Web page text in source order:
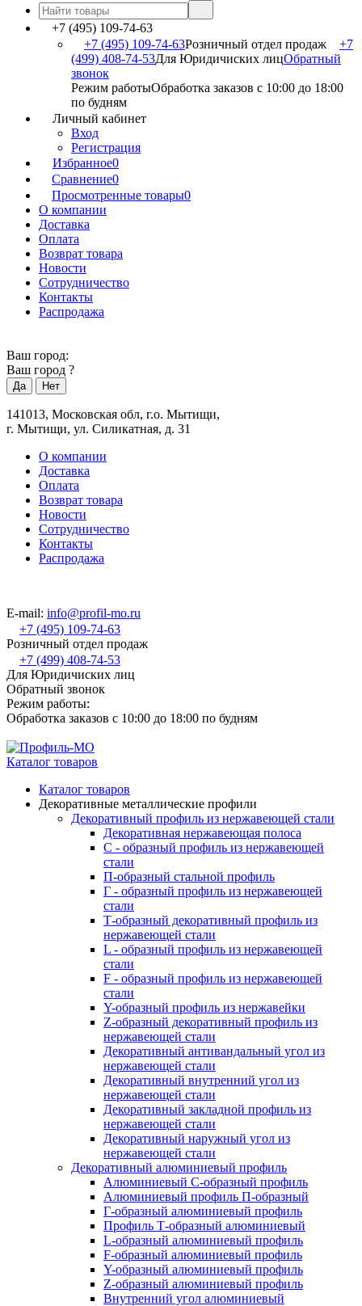
+7 (495) 109-74-63
+7 (495) 109-74-63Розничный отдел продаж
+7
(499) 408-74-53Для Юридичиских лицОбратный
звонок
Режим работыОбработка заказов с 10:00 до 18:00
по будням
Личный кабинет
Вход
Регистрация
Избранное0
Сравнение0
Просмотренные товары0
О компании
Доставка
Оплата
Возврат товара
Новости
Сотрудничество
Контакты
Распродажа
Ваш город:
Ваш город ?
141013, Московская обл, г.о. Мытищи,
г. Мытищи, ул. Силикатная, д. 31
О компании
Доставка
Оплата
Возврат товара
Новости
Сотрудничество
Контакты
Распродажа
E-mail: info@profil-mo.ru
+7 (495) 109-74-63
Розничный отдел продаж
+7 (499) 408-74-53
Для Юридичиских лиц
Обратный звонок
Режим работы:
Обработка заказов с 10:00 до 18:00 по будням
Каталог товаров
Каталог товаров
Декоративные металлические профили
Декоративный профиль из нержавеющей стали
Декоративная нержавеющая полоса
С - образный профиль из нержавеющей
стали
П-образный стальной профиль
Г - образный профиль из нержавеющей
стали
Т-образный декоративный профиль из
нержавеющей стали
L - образный профиль из нержавеющей
стали
F - образный профиль из нержавеющей
стали
Y-образный профиль из нержавейки
Z-образный декоративный профиль из
нержавеющей стали
Декоративный антивандальный угол из
нержавеющей стали
Декоративный внутренний угол из
нержавеющей стали
Декоративный закладной профиль из
нержавеющей стали
Декоративный наружный угол из
нержавеющей стали
Декоративный алюминиевый профиль
Алюминиевый С-образный профиль
Алюминиевый профиль П-образный
Г-образный алюминиевый профиль
Профиль Т-образный алюминиевый
L-образный алюминиевый профиль
F-образный алюминиевый профиль
Y-образный алюминиевый профиль
Z-образный алюминиевый профиль
Внутренний угол алюминиевый